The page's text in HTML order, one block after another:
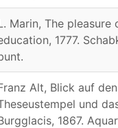
Marin, The pleasure
1777.
Alt, Blick auf den
und
1867.